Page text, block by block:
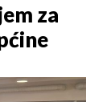
za